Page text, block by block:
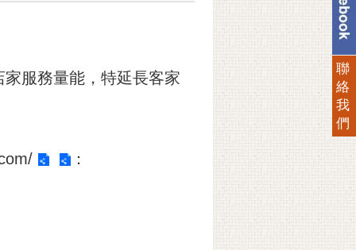
服務量能，特延長客家
：
聯
絡
我
們